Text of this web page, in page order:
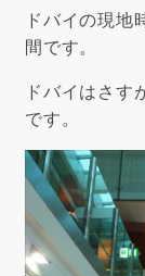
ドバイの現
間です。
ドバイはさす
です。